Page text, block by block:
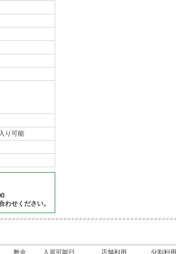
り可能
せください。
敷金 入居可能日 店舗利用 分割利用